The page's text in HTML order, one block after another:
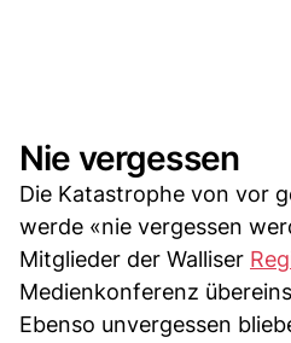
Nie vergessen
Die Katastrophe von vor
werde «nie vergessen
Mitglieder der Walliser
Medienkonferenz
Ebenso unvergessen